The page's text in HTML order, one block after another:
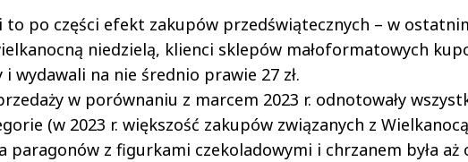
to po części efekt zakupów przedświątecznych – w
niedzielą, klienci sklepów małoformatowych
wydawali na nie średnio prawie 27 zł.
w porównaniu z marcem 2023 r. odnotowały
(w 2023 r. większość zakupów związanych z
paragonów z figurkami czekoladowymi i chrzanem była aż